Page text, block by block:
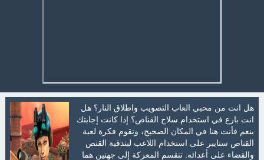
هل انت من محبي العاب التصويب واطلاق النار؟ هل
انت بارع في استخدام سلاح القناص؟ إذا كانت إجابتك
بنعم فأنت هنا في المكان الصحيح، وتقوم فكرة لعبة
القناص سنايبر على استخدام اللاعب لبندقية القنص
والقضاء على أعدائه. تنقسم المعركة إلى جهتين هما